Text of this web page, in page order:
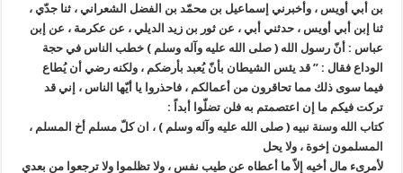
بن أبي أويس ، وأخبرني إسماعيل بن محمّد بن الفضل الشعراني ، ثنا جدّي ،
ثنا إبن أبي أويس ، حدثني أبي ، عن ثور بن زيد الديلي ، عن عكرمة ، عن إبن
عباس : أنّ رسول الله ( صلى الله عليه وآله وسلم ) خطب الناس في حجة
الوداع فقال : ” قد يئس الشيطان بأنّ يُعبد بأرضكم ، ولكنه رضي أن يُطاع
فيما سوى ذلك مما تحاقرون من أعمالكم ، فاحذروا يا أيّها الناس ، إني قد
تركت فيكم ما إن اعتصمتم به فلن تضلّوا أبداً :
كتاب الله وسنة نبيه ( صلى الله عليه وآله وسلم ) ، ان كلّ مسلم أخ المسلم ،
المسلمون إخوة ، ولا يحل
لأمرىء مال أخيه إلاّ ما أعطاه عن طيب نفس ، ولا تظلموا ولا ترجعوا من بعدي